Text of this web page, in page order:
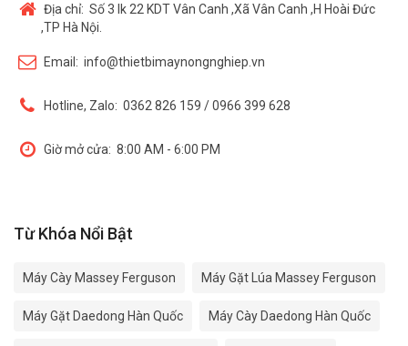
Địa chỉ: Số 3 lk 22 KDT Vân Canh ,Xã Vân Canh ,H Hoài Đức
,TP Hà Nội.
Email: info@thietbimaynongnghiep.vn
Hotline, Zalo: 0362 826 159 / 0966 399 628
Giờ mở cửa: 8:00 AM - 6:00 PM
Từ Khóa Nổi Bật
Máy Cày Massey Ferguson Máy Gặt Lúa Massey Ferguson
Máy Gặt Daedong Hàn Quốc Máy Cày Daedong Hàn Quốc